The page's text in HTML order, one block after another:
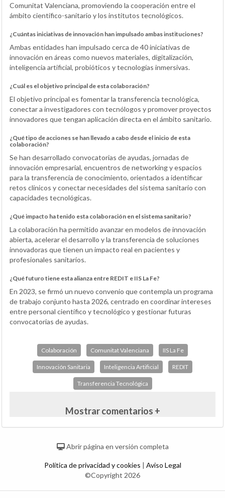
Comunitat Valenciana, promoviendo la cooperación entre el
ámbito científico-sanitario y los institutos tecnológicos.
¿Cuántas iniciativas de innovación han impulsado ambas instituciones?
Ambas entidades han impulsado cerca de 40 iniciativas de
innovación en áreas como nuevos materiales, digitalización,
inteligencia artificial, probióticos y tecnologías inmersivas.
¿Cuál es el objetivo principal de esta colaboración?
El objetivo principal es fomentar la transferencia tecnológica,
conectar a investigadores con tecnólogos y promover proyectos
innovadores que tengan aplicación directa en el ámbito sanitario.
¿Qué tipo de acciones se han llevado a cabo desde el inicio de esta
colaboración?
Se han desarrollado convocatorias de ayudas, jornadas de
innovación empresarial, encuentros de networking y espacios
para la transferencia de conocimiento, orientados a identificar
retos clínicos y conectar necesidades del sistema sanitario con
capacidades tecnológicas.
¿Qué impacto ha tenido esta colaboración en el sistema sanitario?
La colaboración ha permitido avanzar en modelos de innovación
abierta, acelerar el desarrollo y la transferencia de soluciones
innovadoras que tienen un impacto real en pacientes y
profesionales sanitarios.
¿Qué futuro tiene esta alianza entre REDIT e IIS La Fe?
En 2023, se firmó un nuevo convenio que contempla un programa
de trabajo conjunto hasta 2026, centrado en coordinar intereses
entre personal científico y tecnológico y gestionar futuras
convocatorias de ayudas.
Colaboración Comunitat Valenciana IIS La Fe
Innovación Sanitaria Inteligencia Artificial REDIT
Transferencia Tecnológica
Mostrar comentarios +
Abrir página en versión completa
Política de privacidad y cookies | Aviso Legal
©Copyright 2026